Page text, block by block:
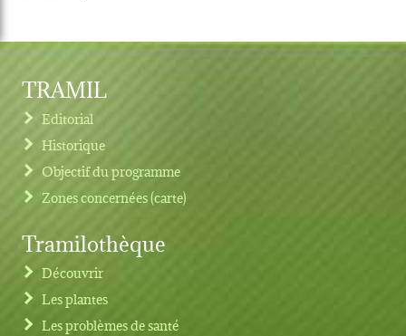
TRAMIL
Editorial
Historique
Objectif du programme
Zones concernées (carte)
Tramilothèque
Découvrir
Les plantes
Les problèmes de santé